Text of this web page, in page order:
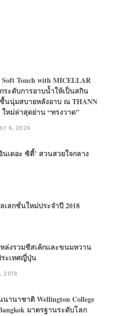
Soft Touch with MICELLAR
กระดับการอาบน้ำให้เป็นสกิน
นนุ่มสบายหลังอาบ ณ THANN
ใหม่ล่าสุดย่าน “ทรงวาด”
6, 2026
นเดอะ ซิตี้’ สวนสวยใจกลาง
เลกชั่นใหม่ประจำปี 2018
หล่งรวมชีสเค้กและขนมหวาน
ระเทศญี่ปุ่น
2019
นานาชาติ Wellington College
มาตรฐานระดับโลก